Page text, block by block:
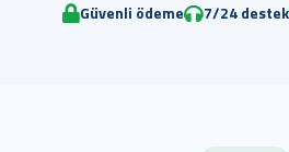
Güvenli ödeme 7/24 destek